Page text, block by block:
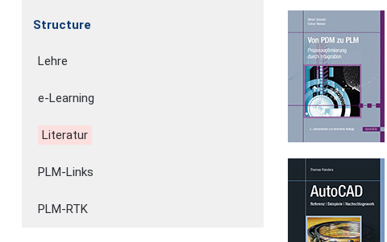
Structure
Lehre
e-Learning
Literatur
PLM-Links
PLM-RTK